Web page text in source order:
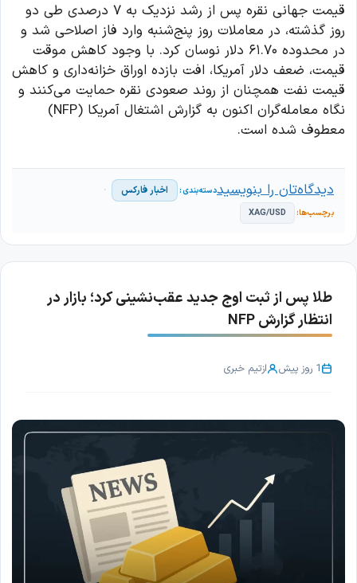
قیمت جهانی نقره پس از رشد نزدیک به ۷ درصدی طی دو
روز گذشته، در معاملات روز پنج‌شنبه وارد فاز اصلاحی شد و
در محدوده ۶۱.۷۰ دلار نوسان کرد. با وجود کاهش موقت
قیمت، ضعف دلار آمریکا، افت بازده اوراق خزانه‌داری و کاهش
قیمت نفت همچنان از روند صعودی نقره حمایت می‌کنند و
نگاه معامله‌گران اکنون به گزارش اشتغال آمریکا (NFP)
معطوف شده است.
اخبار فارکس
XAG/USD
دیدگاه‌تان را بنویسید
طلا پس از ثبت اوج جدید عقب‌نشینی کرد؛ بازار در
انتظار گزارش NFP
1 روز پیش ازتیم خبری